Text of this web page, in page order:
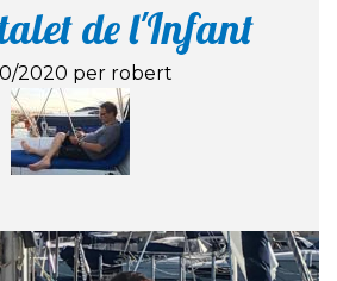
de l'Infant
2020 per robert